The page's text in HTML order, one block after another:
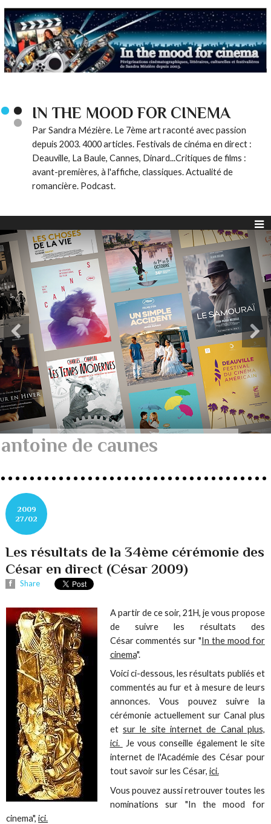
IN THE MOOD FOR CINEMA
Par Sandra Mézière. Le 7ème art raconté avec passion
depuis 2003. 4000 articles. Festivals de cinéma en direct :
Deauville, La Baule, Cannes, Dinard...Critiques de films :
avant-premières, à l'affiche, classiques. Actualité de
romancière. Podcast.
antoine de caunes
2009
27/02
Les résultats de la 34ème cérémonie des
César en direct (César 2009)
Share
A partir de ce soir, 21H, je vous propose
de suivre les résultats des
César commentés sur "In the mood for
cinema".
Voici ci-dessous, les résultats publiés et
commentés au fur et à mesure de leurs
annonces. Vous pouvez suivre la
cérémonie actuellement sur Canal plus
et sur le site internet de Canal plus,
ici. Je vous conseille également le site
internet de l'Académie des César pour
tout savoir sur les César, ici.
Vous pouvez aussi retrouver toutes les
nominations sur "In the mood for
cinema",ici.